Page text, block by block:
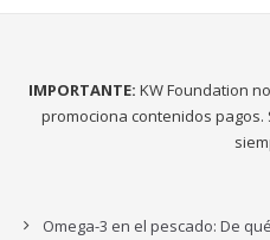
IMPORTANTE: KW Foundation
promociona contenidos
Omega-3 en el pescado: De